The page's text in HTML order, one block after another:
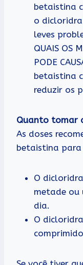
betaistina
o
leves
QUAIS OS
PODE
betaistina
reduzir os
Quanto tomar
As doses
betaistina
O
metade ou
dia.
O